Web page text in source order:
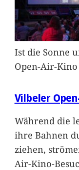
Ist die Sonne
Open-Air-
Vilbeler
Während die
ihre Bahnen
ziehen,
Air-Kino-